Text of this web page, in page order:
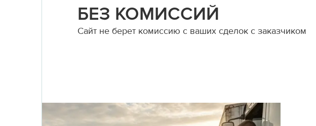
БЕЗ КОМИССИЙ
Сайт не берет комиссию с ваших сделок с заказчиком